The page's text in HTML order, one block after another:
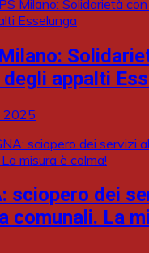
appalti
2025
sciopero dei
comunali. La